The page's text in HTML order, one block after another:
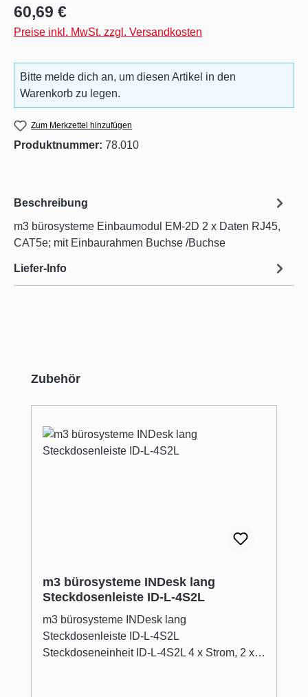
Regulärer Preis:
60,69 €
Preise inkl. MwSt. zzgl. Versandkosten
Bitte melde dich an, um diesen Artikel in den
Warenkorb zu legen.
Zum Merkzettel hinzufügen
Produktnummer: 78.010
Beschreibung
m3 bürosysteme Einbaumodul EM-2D 2 x Daten RJ45,
CAT5e; mit Einbaurahmen Buchse /Buchse
Liefer-Info
Produktgalerie überspringen
Zubehör
m3 bürosysteme INDesk lang
Steckdosenleiste ID-L-4S2L
m3 bürosysteme INDesk lang
Steckdosenleiste ID-L-4S2L
Steckdoseneinheit ID-L-4S2L 4 x Strom, 2 x